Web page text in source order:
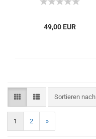
49,00 EUR
Sortieren nach
1 2 »